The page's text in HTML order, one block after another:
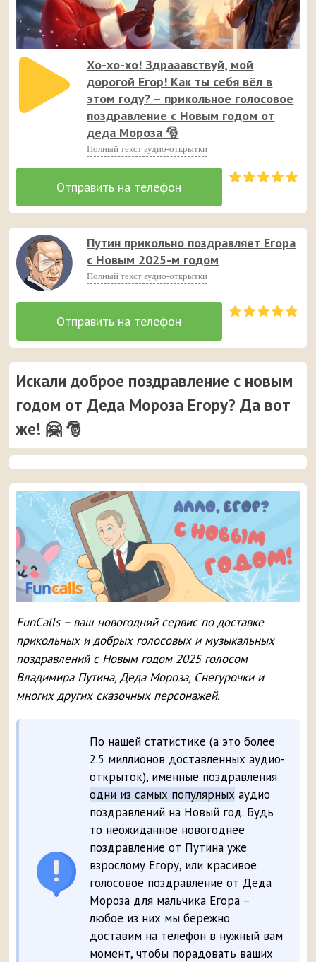
Хо-хо-хо! Здрааавствуй, мой
дорогой Егор! Как ты себя вёл в
этом году? – прикольное голосовое
поздравление с Новым годом от
деда Мороза 🎅
Полный текст аудио-открытки
Путин прикольно поздравляет Егора
с Новым 2025-м годом
Полный текст аудио-открытки
Искали доброе поздравление с новым
годом от Деда Мороза Егору? Да вот
же! 🤗 🎅
FunCalls – ваш новогодний сервис по доставке
прикольных и добрых голосовых и музыкальных
поздравлений с Новым годом 2025 голосом
Владимира Путина, Деда Мороза, Снегурочки и
многих других сказочных персонажей.
По нашей статистике (а это более
2.5 миллионов доставленных аудио-
открыток), именные поздравления
одни из самых популярных аудио
поздравлений на Новый год. Будь
то неожиданное новогоднее
поздравление от Путина уже
взрослому Егору, или красивое
голосовое поздравление от Деда
Мороза для мальчика Егора –
любое из них мы бережно
доставим на телефон в нужный вам
момент, чтобы порадовать ваших